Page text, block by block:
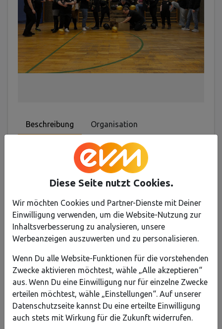
Diese Seite nutzt Cookies.
Wir möchten Cookies und Partner-Dienste mit Deiner
Einwilligung verwenden, um die Website-Nutzung zur
Inhaltsverbesserung zu analysieren, unsere
Werbeanzeigen auszuwerten und zu personalisieren.
Wenn Du alle Website-Funktionen für die vorstehenden
Zwecke aktivieren möchtest, wähle „Alle akzeptieren“
aus. Wenn Du eine Einwilligung nur für einzelne Zwecke
erteilen möchtest, wähle „Einstellungen“. Auf unserer
Datenschutzseite kannst Du eine erteilte Einwilligung
auch stets mit Wirkung für die Zukunft widerrufen.
Beschreibung Organisation
Wir möchten unseren Mitgliedern die
Möglichkeit geben, am Rosenmontag jede
Menge Klömbcher im Zuch in Kowelenz zu
werfen.
Erzähle es deinen Freunden
𝕏